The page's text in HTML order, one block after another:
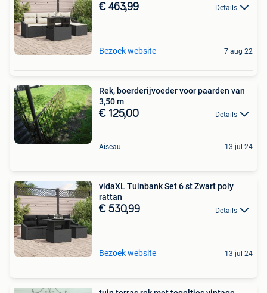
€ 463,99 Details
Bezoek website 7 aug 22
Rek, boerderijvoeder voor paarden van
3,50 m
€ 125,00 Details
Aiseau 13 jul 24
vidaXL Tuinbank Set 6 st Zwart poly
rattan
€ 530,99 Details
Bezoek website 13 jul 24